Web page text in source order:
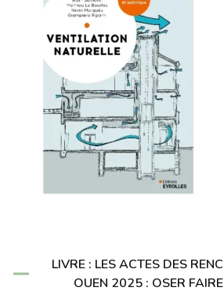
LIVRE : LES ACTES DES
OUEN 2025 : OSER